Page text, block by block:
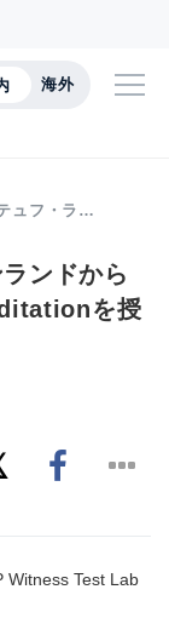
海外
ュフ・ラ…
ンドから
を授
Witness Test Lab